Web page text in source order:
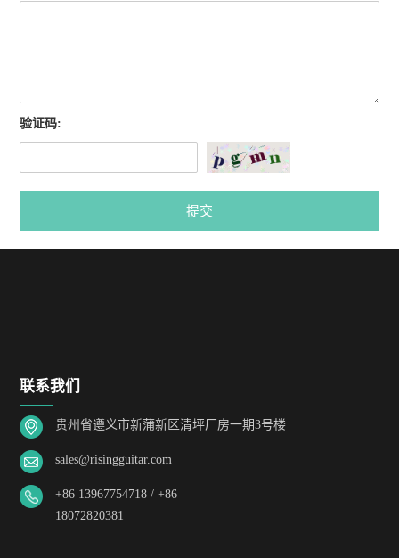
验证码:
提交
联系我们
贵州省遵义市新蒲新区清坪厂房一期3号楼
sales@risingguitar.com
+86 13967754718 / +86
18072820381